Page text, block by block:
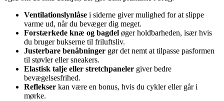
Ventilationslynlåse i siderne giver mulighed for at slippe
varme ud, når du bevæger dig meget.
Forstærkede knæ og bagdel øger holdbarheden, især hvis
du bruger bukserne til friluftsliv.
Justerbare benåbninger gør det nemt at tilpasse pasformen
til støvler eller sneakers.
Elastisk talje eller stretchpaneler giver bedre
bevægelsesfrihed.
Reflekser kan være en bonus, hvis du cykler eller går i
mørke.